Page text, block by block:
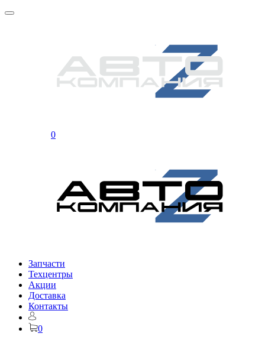
0
Запчасти
Техцентры
Акции
Доставка
Контакты
0